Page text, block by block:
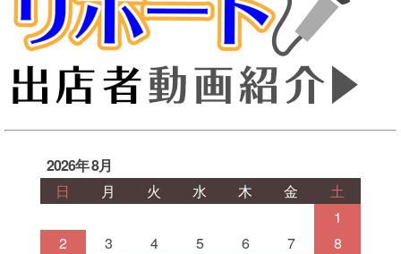
2026年 8月
日
月 火 水 木 金
土
1
2
3 4 5 6 7
8